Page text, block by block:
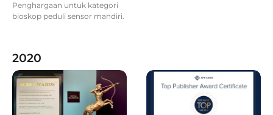
Penghargaan untuk kategori
bioskop peduli sensor mandiri.
2020